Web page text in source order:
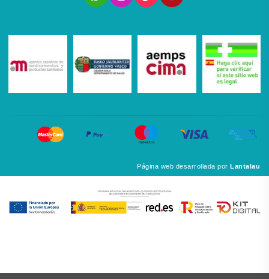
Página web desarrollada por Lantalau